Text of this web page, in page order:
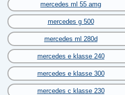
mercedes ml 55 amg
mercedes g 500
mercedes ml 280d
mercedes e klasse 240
mercedes e klasse 300
mercedes c klasse 230